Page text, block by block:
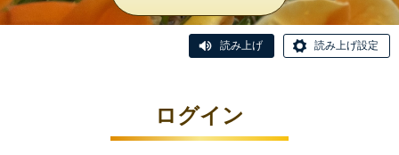
読み上げ 読み上げ設定
ログイン